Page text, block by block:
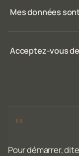
Mes données
Acceptez-vous
Pour démarrer,